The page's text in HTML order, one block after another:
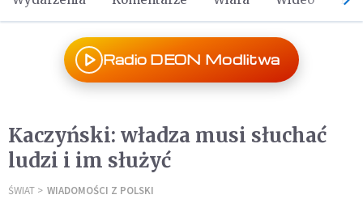
Radio DEON Modlitwa
Kaczyński: władza musi słuchać
ludzi i im służyć
ŚWIAT WIADOMOŚCI Z POLSKI